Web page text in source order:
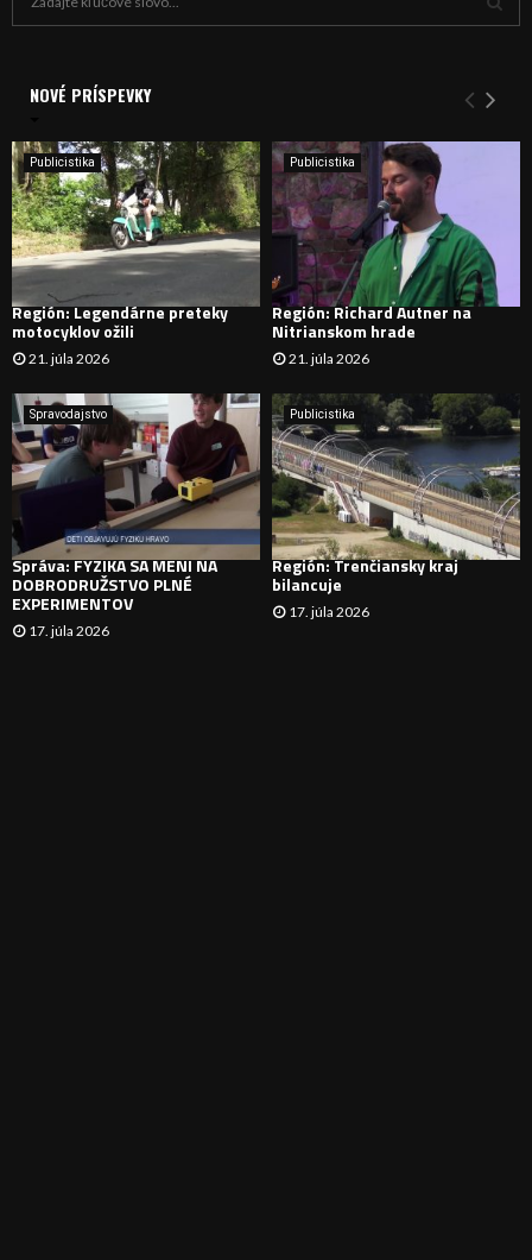
článkoch
i
e
:
Y
H
D
A
N
I
NOVÉ PRÍSPEVKY
Publicistika
Región: Legendárne preteky
motocyklov ožili
21. júla 2026
Publicistika
Región: Richard Autner na
Nitrianskom hrade
21. júla 2026
Spravodajstvo
Správa: FYZIKA SA MENÍ NA
DOBRODRUŽSTVO PLNÉ
EXPERIMENTOV
17. júla 2026
Publicistika
Región: Trenčiansky kraj
bilancuje
17. júla 2026